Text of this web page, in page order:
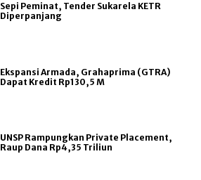
Sepi Peminat, Tender Sukarela KETR
Diperpanjang
Ekspansi Armada, Grahaprima (GTRA)
Dapat Kredit Rp130,5 M
UNSP Rampungkan Private Placement,
Raup Dana Rp4,35 Triliun